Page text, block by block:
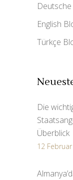
English
Türkçe
Die
Überblick
12